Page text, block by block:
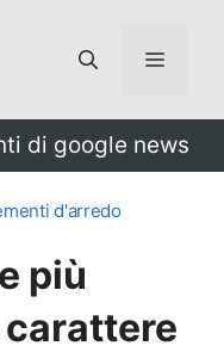
Menu
di google news
d'arredo
più